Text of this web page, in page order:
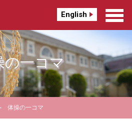
English
の一コマ
体操の一コマ